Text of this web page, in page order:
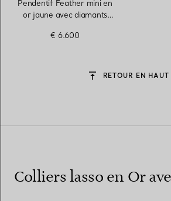
Pendentif Feather mini en
or jaune avec diamants
€ 6.600
RETOUR EN HAUT
Colliers lasso en Or